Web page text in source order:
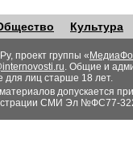
Культура
проект группы «
. Общие и
для лиц старше 18 лет.
допускается
СМИ Эл №ФС77-